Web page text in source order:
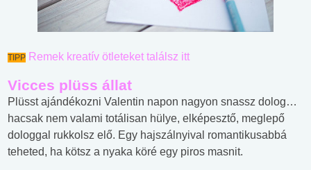
TIPP Remek kreatív ötleteket találsz itt
Vicces plüss állat
Plüsst ajándékozni Valentin napon nagyon snassz dolog…
hacsak nem valami totálisan hülye, elképesztő, meglepő
dologgal rukkolsz elő. Egy hajszálnyival romantikusabbá
teheted, ha kötsz a nyaka köré egy piros masnit.